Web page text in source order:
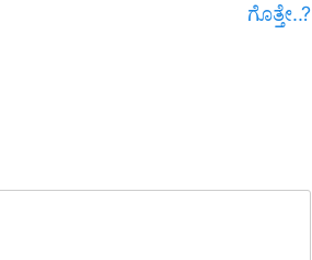
ಗೊತ್ತೇ..?